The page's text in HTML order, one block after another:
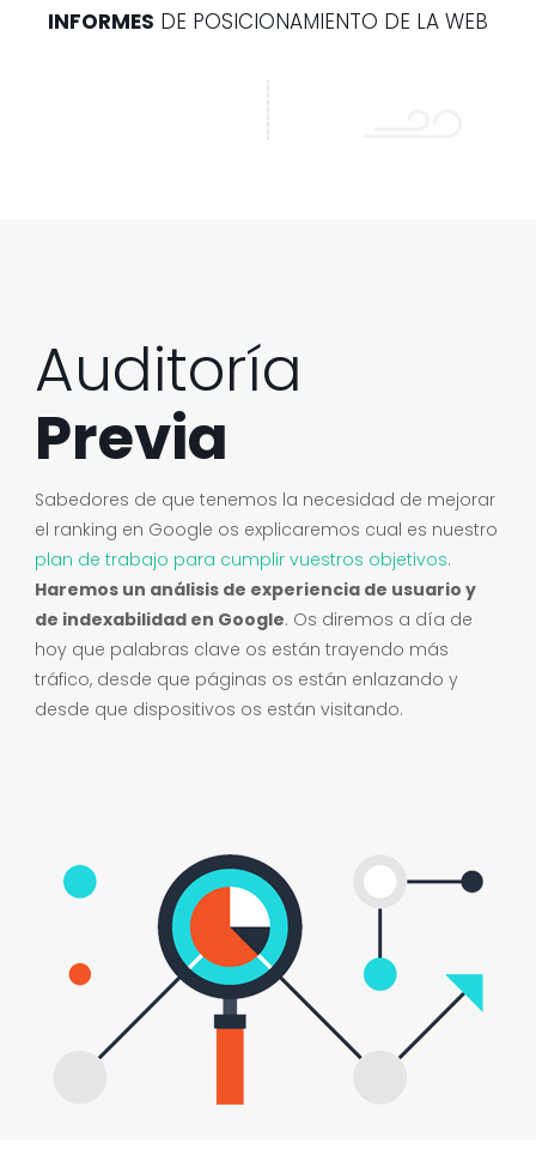
INFORMES DE POSICIONAMIENTO DE LA WEB
Auditoría
Previa
Sabedores de que tenemos la necesidad de mejorar
el ranking en Google os explicaremos cual es nuestro
plan de trabajo para cumplir vuestros objetivos.
Haremos un análisis de experiencia de usuario y
de indexabilidad en Google. Os diremos a día de
hoy que palabras clave os están trayendo más
tráfico, desde que páginas os están enlazando y
desde que dispositivos os están visitando.